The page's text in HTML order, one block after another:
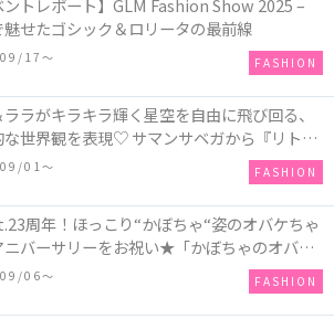
魅せたゴシック＆ロリータの最前線
17〜 FASHION
ラがキラキラ輝く星空を自由に飛び回る、
な世界観を表現♡ サマンサベガから『リトル
ターズ』50周年アニバーサリーイヤー』を
01〜 FASHION
周年！ほっこり“かぼちゃ“姿のオバケちゃ
ニバーサリーをお祝い★「かぼちゃのオバケ
クセサリー」が新発売！Q-pot CAFE.では
ちゃのオバケーキプレート」も登場
06〜 FASHION